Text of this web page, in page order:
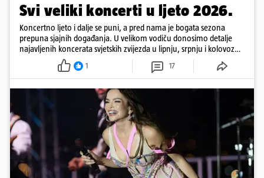
Svi veliki koncerti u ljeto 2026.
Koncertno ljeto i dalje se puni, a pred nama je bogata sezona
prepuna sjajnih događanja. U velikom vodiču donosimo detalje
najavljenih koncerata svjetskih zvijezda u lipnju, srpnju i kolovozu
2026. godine.
1 17